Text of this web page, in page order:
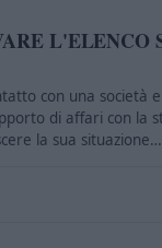
L'ELENCO
con una società
di affari con la
la sua situazione…